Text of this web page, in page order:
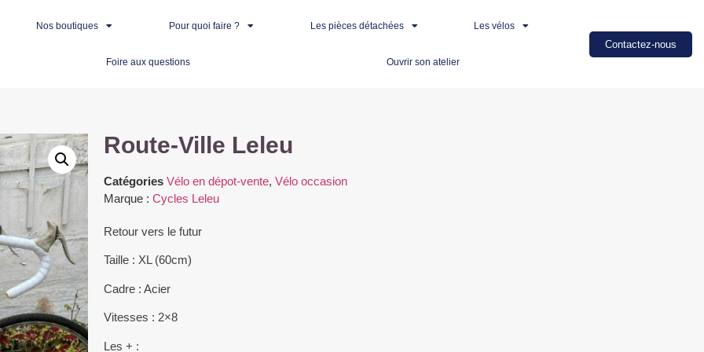
Nos boutiques Pour quoi faire ? Les pièces détachées Les vélos
Foire aux questions Ouvrir son atelier
Contactez-nous
Route-Ville Leleu
Catégories Vélo en dépot-vente, Vélo occasion
Marque : Cycles Leleu
Retour vers le futur
Taille : XL (60cm)
Cadre : Acier
Vitesses : 2×8
Les + :